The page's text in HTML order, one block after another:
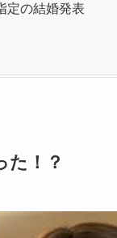
定の結婚発表
た！？